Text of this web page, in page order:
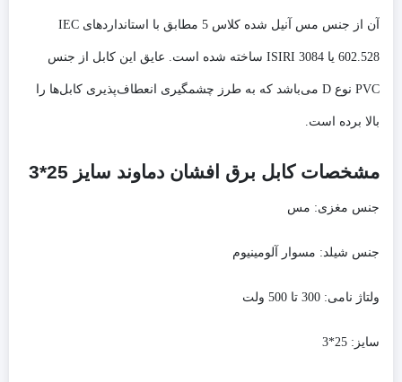
آن از جنس مس آنیل شده کلاس 5 مطابق با استانداردهای IEC
602.528 یا ISIRI 3084 ساخته شده است. عایق این کابل از جنس
PVC نوع D می‌باشد که به طرز چشمگیری انعطاف‌پذیری کابل‌ها را
بالا برده است.
مشخصات کابل برق افشان دماوند سایز 25*3
جنس مغزی: مس
جنس شیلد: مسوار آلومینیوم
ولتاژ نامی:
سایز: